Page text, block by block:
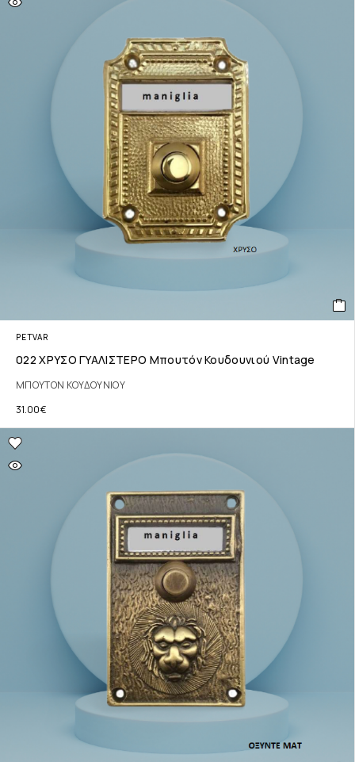
PETVAR
022 ΧΡΥΣΟ ΓΥΑΛΙΣΤΕΡΟ Μπουτόν Κουδουνιού Vintage
ΜΠΟΥΤΟΝ ΚΟΥΔΟΥΝΙΟΥ
31.00€